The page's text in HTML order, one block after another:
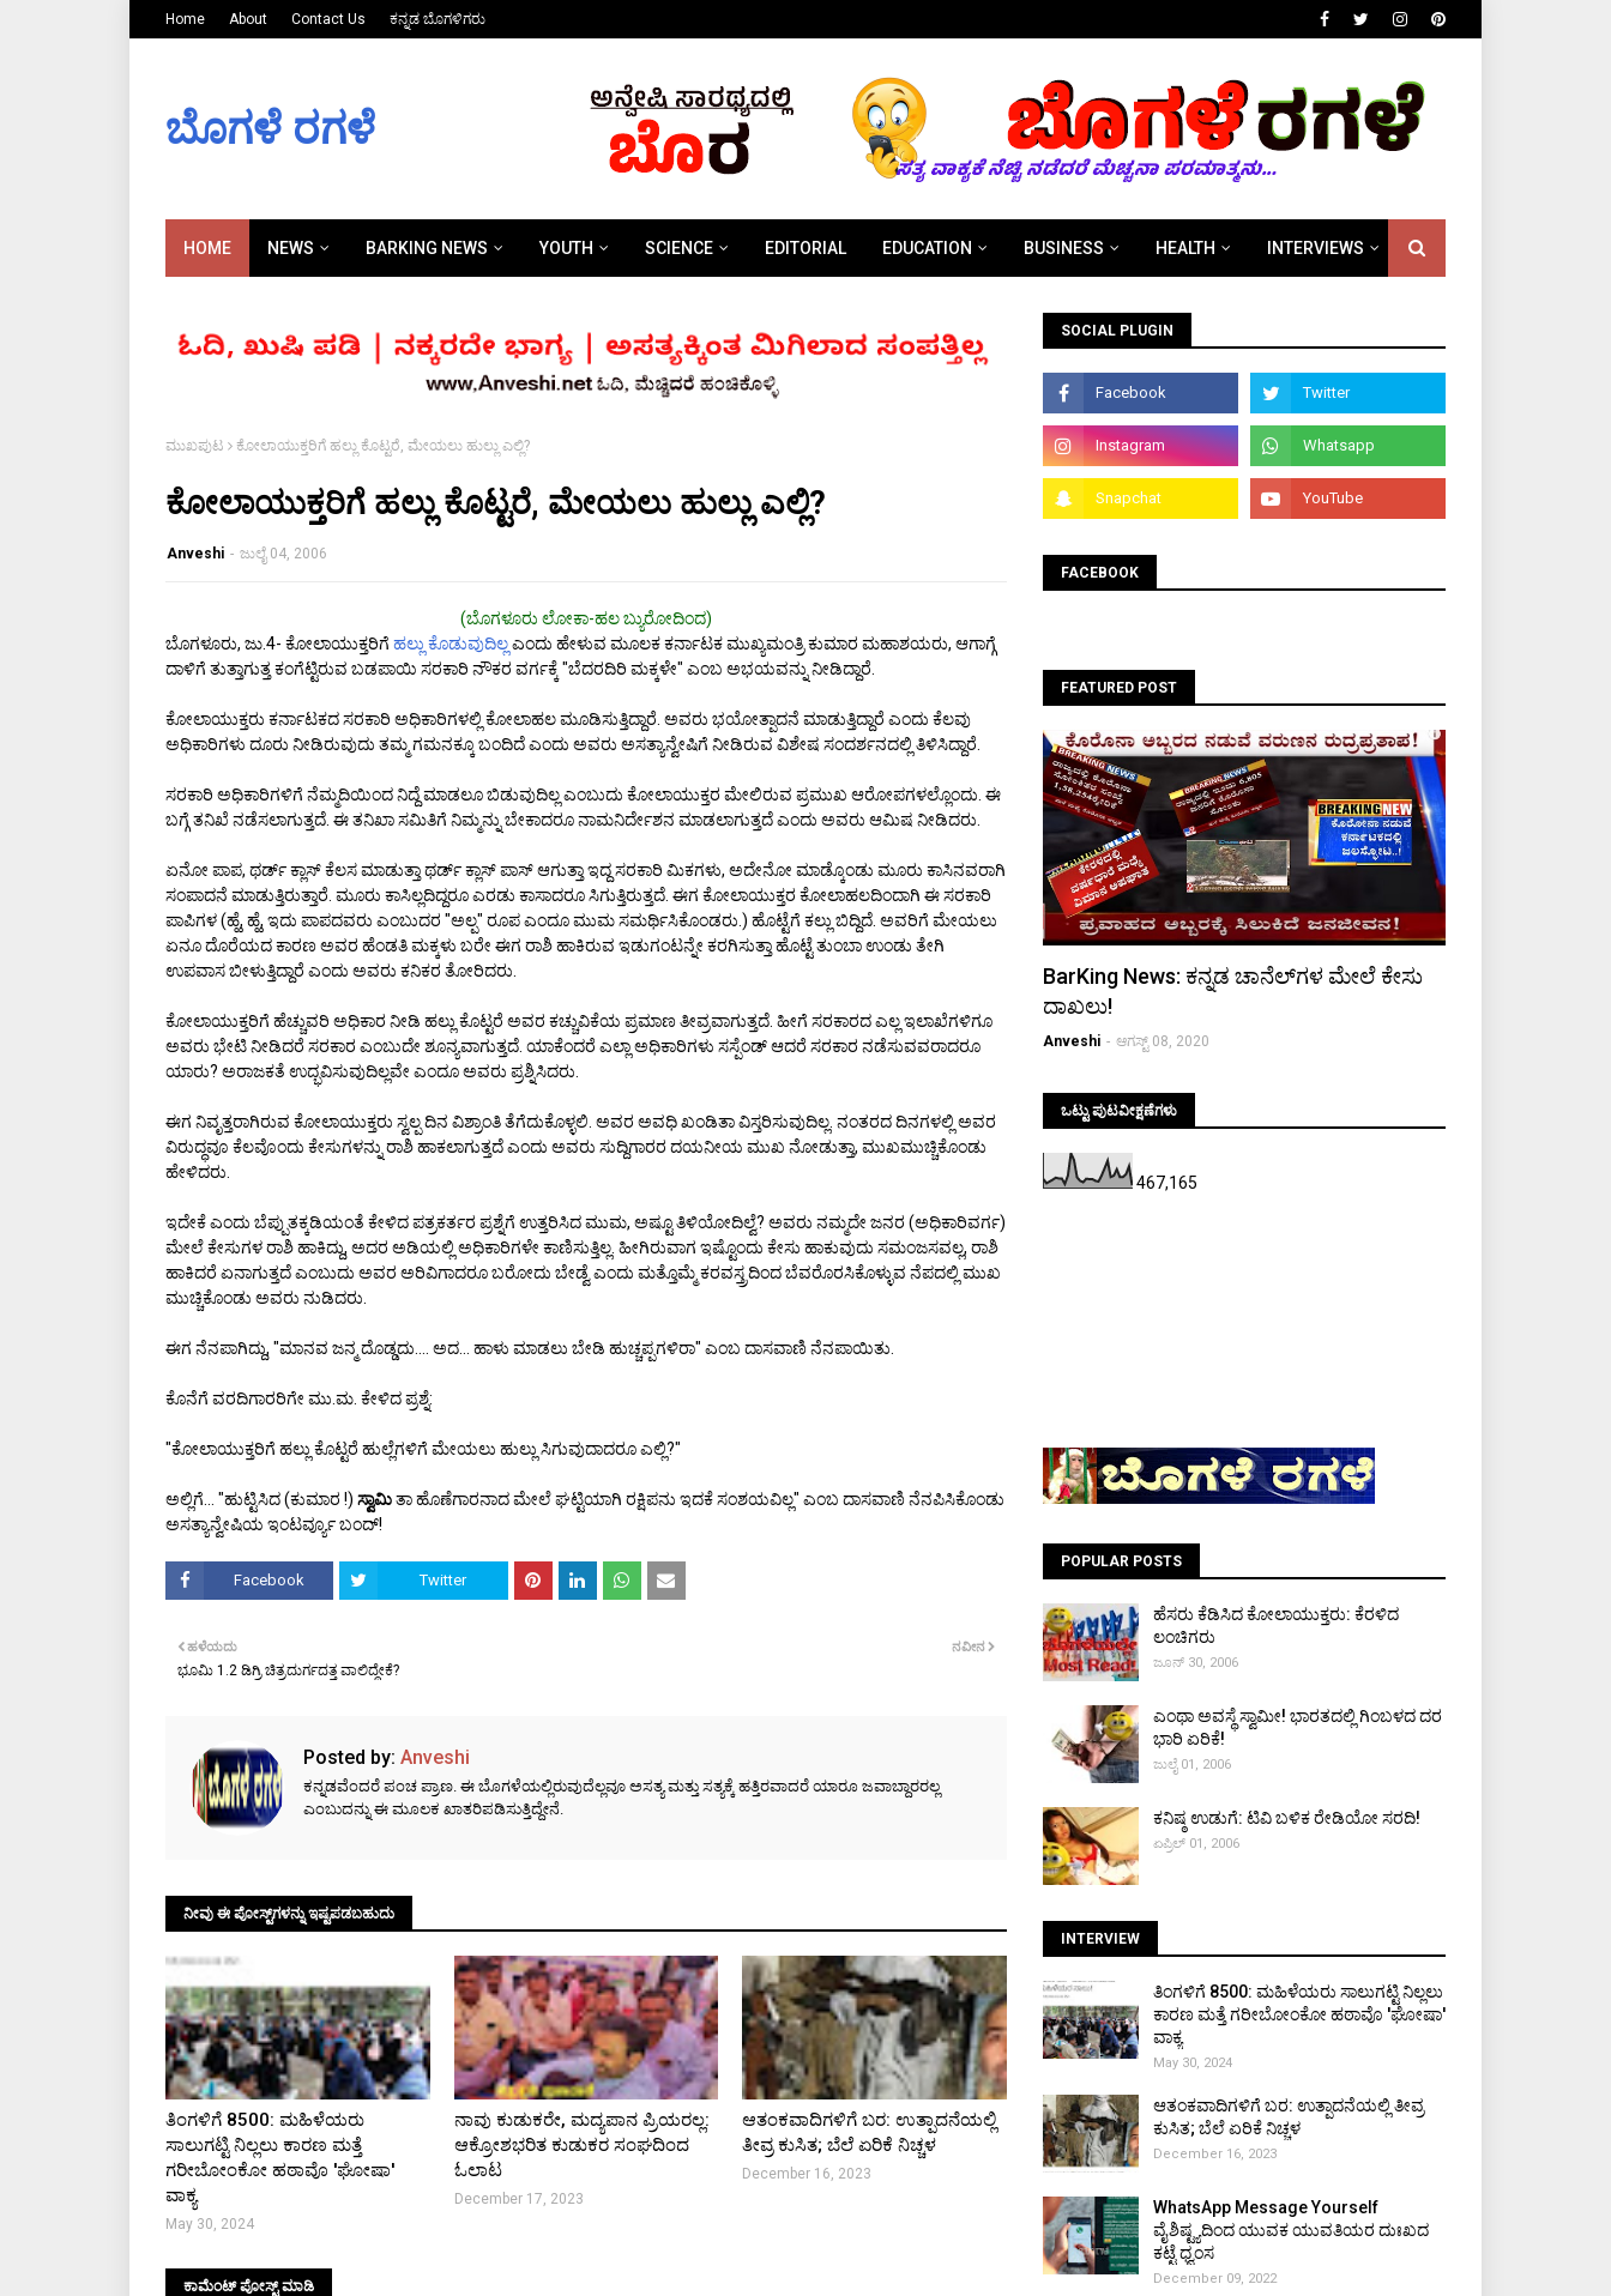
Home About Contact Us ಕನ್ನಡ ಬೊಗಳಿಗರು
ಬೊಗಳೆ ರಗಳೆ
HOME NEWS BARKING NEWS YOUTH SCIENCE EDITORIAL EDUCATION BUSINESS HEALTH INTERVIEWS
ಮುಖಪುಟ ಕೋಲಾಯುಕ್ತರಿಗೆ ಹಲ್ಲು ಕೊಟ್ಟರೆ, ಮೇಯಲು ಹುಲ್ಲು ಎಲ್ಲಿ?
ಕೋಲಾಯುಕ್ತರಿಗೆ ಹಲ್ಲು ಕೊಟ್ಟರೆ, ಮೇಯಲು ಹುಲ್ಲು ಎಲ್ಲಿ?
Anveshi - ಜುಲೈ 04, 2006
(ಬೊಗಳೂರು ಲೋಕಾ-ಹಲ ಬ್ಯುರೋದಿಂದ)
ಬೊಗಳೂರು, ಜು.4- ಕೋಲಾಯುಕ್ತರಿಗೆ ಹಲ್ಲು ಕೊಡುವುದಿಲ್ಲಎಂದು ಹೇಳುವ ಮೂಲಕ ಕರ್ನಾಟಕ ಮುಖ್ಯಮಂತ್ರಿ ಕುಮಾರ ಮಹಾಶಯರು, ಆಗಾಗ್ಗೆ
ದಾಳಿಗೆ ತುತ್ತಾಗುತ್ತ ಕಂಗೆಟ್ಟಿರುವ ಬಡಪಾಯಿ ಸರಕಾರಿ ನೌಕರ ವರ್ಗಕ್ಕೆ "ಬೆದರದಿರಿ ಮಕ್ಕಳೇ" ಎಂಬ ಅಭಯವನ್ನು ನೀಡಿದ್ದಾರೆ.
ಕೋಲಾಯುಕ್ತರು ಕರ್ನಾಟಕದ ಸರಕಾರಿ ಅಧಿಕಾರಿಗಳಲ್ಲಿ ಕೋಲಾಹಲ ಮೂಡಿಸುತ್ತಿದ್ದಾರೆ. ಅವರು ಭಯೋತ್ಪಾದನೆ ಮಾಡುತ್ತಿದ್ದಾರೆ ಎಂದು ಕೆಲವು
ಅಧಿಕಾರಿಗಳು ದೂರು ನೀಡಿರುವುದು ತಮ್ಮ ಗಮನಕ್ಕೂ ಬಂದಿದೆ ಎಂದು ಅವರು ಅಸತ್ಯಾನ್ವೇಷಿಗೆ ನೀಡಿರುವ ವಿಶೇಷ ಸಂದರ್ಶನದಲ್ಲಿ ತಿಳಿಸಿದ್ದಾರೆ.
ಸರಕಾರಿ ಅಧಿಕಾರಿಗಳಿಗೆ ನೆಮ್ಮದಿಯಿಂದ ನಿದ್ದೆ ಮಾಡಲೂ ಬಿಡುವುದಿಲ್ಲ ಎಂಬುದು ಕೋಲಾಯುಕ್ತರ ಮೇಲಿರುವ ಪ್ರಮುಖ ಆರೋಪಗಳಲ್ಲೊಂದು. ಈ
ಬಗ್ಗೆ ತನಿಖೆ ನಡೆಸಲಾಗುತ್ತದೆ. ಈ ತನಿಖಾ ಸಮಿತಿಗೆ ನಿಮ್ಮನ್ನು ಬೇಕಾದರೂ ನಾಮನಿರ್ದೇಶನ ಮಾಡಲಾಗುತ್ತದೆ ಎಂದು ಅವರು ಆಮಿಷ ನೀಡಿದರು.
ಏನೋ ಪಾಪ, ಥರ್ಡ್ ಕ್ಲಾಸ್‌ ಕೆಲಸ ಮಾಡುತ್ತಾ ಥರ್ಡ್ ಕ್ಲಾಸ್ ಪಾಸ್ ಆಗುತ್ತಾ ಇದ್ದ ಸರಕಾರಿ ಮಿಕಗಳು, ಅದೇನೋ ಮಾಡ್ಕೊಂಡು ಮೂರು ಕಾಸಿನವರಾಗಿ
ಸಂಪಾದನೆ ಮಾಡುತ್ತಿರುತ್ತಾರೆ. ಮೂರು ಕಾಸಿಲ್ಲದಿದ್ದರೂ ಎರಡು ಕಾಸಾದರೂ ಸಿಗುತ್ತಿರುತ್ತದೆ. ಈಗ ಕೋಲಾಯುಕ್ತರ ಕೋಲಾಹಲದಿಂದಾಗಿ ಈ ಸರಕಾರಿ
ಪಾಪಿಗಳ (ಹ್ಹೆ, ಹ್ಹೆ, ಇದು ಪಾಪದವರು ಎಂಬುದರ "ಅಲ್ಪ" ರೂಪ ಎಂದೂ ಮುಮ ಸಮರ್ಥಿಸಿಕೊಂಡರು.) ಹೊಟ್ಟೆಗೆ ಕಲ್ಲು ಬಿದ್ದಿದೆ. ಅವರಿಗೆ ಮೇಯಲು
ಏನೂ ದೊರೆಯದ ಕಾರಣ ಅವರ ಹೆಂಡತಿ ಮಕ್ಕಳು ಬರೇ ಈಗ ರಾಶಿ ಹಾಕಿರುವ ಇಡುಗಂಟನ್ನೇ ಕರಗಿಸುತ್ತಾ ಹೊಟ್ಟೆ ತುಂಬಾ ಉಂಡು ತೇಗಿ
ಉಪವಾಸ ಬೀಳುತ್ತಿದ್ದಾರೆ ಎಂದು ಅವರು ಕನಿಕರ ತೋರಿದರು.
ಕೋಲಾಯುಕ್ತರಿಗೆ ಹೆಚ್ಚುವರಿ ಅಧಿಕಾರ ನೀಡಿ ಹಲ್ಲು ಕೊಟ್ಟರೆ ಅವರ ಕಚ್ಚುವಿಕೆಯ ಪ್ರಮಾಣ ತೀವ್ರವಾಗುತ್ತದೆ. ಹೀಗೆ ಸರಕಾರದ ಎಲ್ಲ ಇಲಾಖೆಗಳಿಗೂ
ಅವರು ಭೇಟಿ ನೀಡಿದರೆ ಸರಕಾರ ಎಂಬುದೇ ಶೂನ್ಯವಾಗುತ್ತದೆ. ಯಾಕೆಂದರೆ ಎಲ್ಲಾ ಅಧಿಕಾರಿಗಳು ಸಸ್ಪೆಂಡ್ ಆದರೆ ಸರಕಾರ ನಡೆಸುವವರಾದರೂ
ಯಾರು? ಅರಾಜಕತೆ ಉದ್ಭವಿಸುವುದಿಲ್ಲವೇ ಎಂದೂ ಅವರು ಪ್ರಶ್ನಿಸಿದರು.
ಈಗ ನಿವೃತ್ತರಾಗಿರುವ ಕೋಲಾಯುಕ್ತರು ಸ್ವಲ್ಪ ದಿನ ವಿಶ್ರಾಂತಿ ತೆಗೆದುಕೊಳ್ಳಲಿ. ಅವರ ಅವಧಿ ಖಂಡಿತಾ ವಿಸ್ತರಿಸುವುದಿಲ್ಲ. ನಂತರದ ದಿನಗಳಲ್ಲಿ ಅವರ
ವಿರುದ್ಧವೂ ಕೆಲವೊಂದು ಕೇಸುಗಳನ್ನು ರಾಶಿ ಹಾಕಲಾಗುತ್ತದೆ ಎಂದು ಅವರು ಸುದ್ದಿಗಾರರ ದಯನೀಯ ಮುಖ ನೋಡುತ್ತಾ, ಮುಖಮುಚ್ಚಿಕೊಂಡು
ಹೇಳಿದರು.
ಇದೇಕೆ ಎಂದು ಬೆಪ್ಪುತಕ್ಕಡಿಯಂತೆ ಕೇಳಿದ ಪತ್ರಕರ್ತರ ಪ್ರಶ್ನೆಗೆ ಉತ್ತರಿಸಿದ ಮುಮ, ಅಷ್ಟೂ ತಿಳಿಯೋದಿಲ್ವೆ? ಅವರು ನಮ್ಮದೇ ಜನರ (ಅಧಿಕಾರಿವರ್ಗ)
ಮೇಲೆ ಕೇಸುಗಳ ರಾಶಿ ಹಾಕಿದ್ದು, ಅದರ ಅಡಿಯಲ್ಲಿ ಅಧಿಕಾರಿಗಳೇ ಕಾಣಿಸುತ್ತಿಲ್ಲ. ಹೀಗಿರುವಾಗ ಇಷ್ಟೊಂದು ಕೇಸು ಹಾಕುವುದು ಸಮಂಜಸವಲ್ಲ, ರಾಶಿ
ಹಾಕಿದರೆ ಏನಾಗುತ್ತದೆ ಎಂಬುದು ಅವರ ಅರಿವಿಗಾದರೂ ಬರೋದು ಬೇಡ್ವೆ ಎಂದು ಮತ್ತೊಮ್ಮೆ ಕರವಸ್ತ್ರದಿಂದ ಬೆವರೊರಸಿಕೊಳ್ಳುವ ನೆಪದಲ್ಲಿ ಮುಖ
ಮುಚ್ಚಿಕೊಂಡು ಅವರು ನುಡಿದರು.
ಈಗ ನೆನಪಾಗಿದ್ದು, "ಮಾನವ ಜನ್ಮ ದೊಡ್ಡದು.... ಅದ... ಹಾಳು ಮಾಡಲು ಬೇಡಿ ಹುಚ್ಚಪ್ಪಗಳಿರಾ" ಎಂಬ ದಾಸವಾಣಿ ನೆನಪಾಯಿತು.
ಕೊನೆಗೆ ವರದಿಗಾರರಿಗೇ ಮು.ಮ. ಕೇಳಿದ ಪ್ರಶ್ನೆ:
"ಕೋಲಾಯುಕ್ತರಿಗೆ ಹಲ್ಲು ಕೊಟ್ಟರೆ ಹುಲ್ಲೆಗಳಿಗೆ ಮೇಯಲು ಹುಲ್ಲು ಸಿಗುವುದಾದರೂ ಎಲ್ಲಿ?"
ಅಲ್ಲಿಗೆ... "ಹುಟ್ಟಿಸಿದ (ಕುಮಾರ !) ಸ್ವಾಮಿತಾ ಹೊಣೆಗಾರನಾದ ಮೇಲೆ ಘಟ್ಟಿಯಾಗಿ ರಕ್ಷಿಪನು ಇದಕೆ ಸಂಶಯವಿಲ್ಲ" ಎಂಬ ದಾಸವಾಣಿ ನೆನಪಿಸಿಕೊಂಡು
ಅಸತ್ಯಾನ್ವೇಷಿಯ ಇಂಟರ್ವ್ಯೂ ಬಂದ್!
Facebook Twitter
ನವೀನ
ಹಳೆಯದು
ಭೂಮಿ 1.2 ಡಿಗ್ರಿ ಚಿತ್ರದುರ್ಗದತ್ತ ವಾಲಿದ್ದೇಕೆ?
Posted by: Anveshi
ಕನ್ನಡವೆಂದರೆ ಪಂಚ ಪ್ರಾಣ. ಈ ಬೊಗಳೆಯಲ್ಲಿರುವುದೆಲ್ಲವೂ ಅಸತ್ಯ ಮತ್ತು ಸತ್ಯಕ್ಕೆ ಹತ್ತಿರವಾದರೆ ಯಾರೂ ಜವಾಬ್ದಾರರಲ್ಲ
ಎಂಬುದನ್ನು ಈ ಮೂಲಕ ಖಾತರಿಪಡಿಸುತ್ತಿದ್ದೇನೆ.
ನೀವು ಈ ಪೋಸ್ಟ್‌ಗಳನ್ನು ಇಷ್ಟಪಡಬಹುದು
ತಿಂಗಳಿಗೆ ₹8500: ಮಹಿಳೆಯರು
ಸಾಲುಗಟ್ಟಿ ನಿಲ್ಲಲು ಕಾರಣ ಮತ್ತೆ
ಗರೀಬೋಂಕೋ ಹಠಾವೊ 'ಘೋಷಾ'
ವಾಕ್ಯ
May 30, 2024
ನಾವು ಕುಡುಕರೇ, ಮದ್ಯಪಾನ ಪ್ರಿಯರಲ್ಲ:
ಆಕ್ರೋಶಭರಿತ ಕುಡುಕರ ಸಂಘದಿಂದ
ಓಲಾಟ
December 17, 2023
ಆತಂಕವಾದಿಗಳಿಗೆ ಬರ: ಉತ್ಪಾದನೆಯಲ್ಲಿ
ತೀವ್ರ ಕುಸಿತ; ಬೆಲೆ ಏರಿಕೆ ನಿಚ್ಚಳ
December 16, 2023
ಕಾಮೆಂಟ್‌‌ ಪೋಸ್ಟ್‌ ಮಾಡಿ
SOCIAL PLUGIN
FACEBOOK
FEATURED POST
BarKing News: ಕನ್ನಡ ಚಾನೆಲ್‌ಗಳ ಮೇಲೆ ಕೇಸು
ದಾಖಲು!
Anveshi - ಆಗಸ್ಟ್ 08, 2020
ಒಟ್ಟು ಪುಟವೀಕ್ಷಣೆಗಳು
467,165
POPULAR POSTS
ಹೆಸರು ಕೆಡಿಸಿದ ಕೋಲಾಯುಕ್ತರು: ಕೆರಳಿದ
ಲಂಚಿಗರು
ಜೂನ್ 30, 2006
ಎಂಥಾ ಅವಸ್ಥೆ ಸ್ವಾಮೀ! ಭಾರತದಲ್ಲಿ ಗಿಂಬಳದ ದರ
ಭಾರಿ ಏರಿಕೆ!
ಜುಲೈ 01, 2006
ಕನಿಷ್ಠ ಉಡುಗೆ: ಟಿವಿ ಬಳಿಕ ರೇಡಿಯೋ ಸರದಿ!
ಏಪ್ರಿಲ್ 01, 2006
INTERVIEW
ತಿಂಗಳಿಗೆ ₹8500: ಮಹಿಳೆಯರು ಸಾಲುಗಟ್ಟಿ ನಿಲ್ಲಲು
ಕಾರಣ ಮತ್ತೆ ಗರೀಬೋಂಕೋ ಹಠಾವೊ 'ಘೋಷಾ'
ವಾಕ್ಯ
May 30, 2024
ಆತಂಕವಾದಿಗಳಿಗೆ ಬರ: ಉತ್ಪಾದನೆಯಲ್ಲಿ ತೀವ್ರ
ಕುಸಿತ; ಬೆಲೆ ಏರಿಕೆ ನಿಚ್ಚಳ
December 16, 2023
WhatsApp Message Yourself
ವೈಶಿಷ್ಟ್ಯದಿಂದ ಯುವಕ ಯುವತಿಯರ ದುಃಖದ
ಕಟ್ಟೆ ಧ್ವಂಸ
December 09, 2022